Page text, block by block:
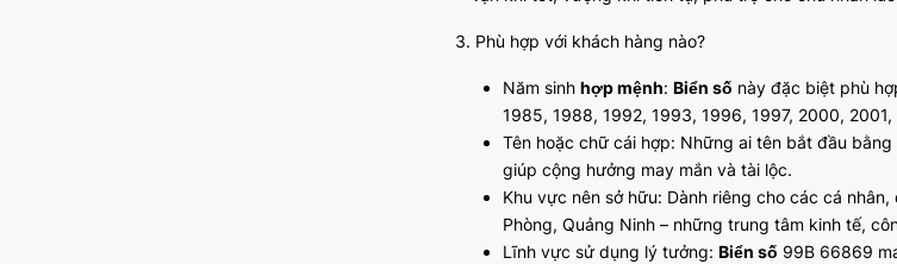
3. Phù hợp với khách hàng nào?
Năm sinh hợp mệnh: Biển số này đặc biệt phù
1985, 1988, 1992, 1993, 1996, 1997, 2000,
Tên hoặc chữ cái hợp: Những ai tên bắt đầu
giúp cộng hưởng may mắn và tài lộc.
Khu vực nên sở hữu: Dành riêng cho các cá
Phòng, Quảng Ninh – những trung tâm kinh tế,
Lĩnh vực sử dụng lý tưởng: Biển số 99B 66869